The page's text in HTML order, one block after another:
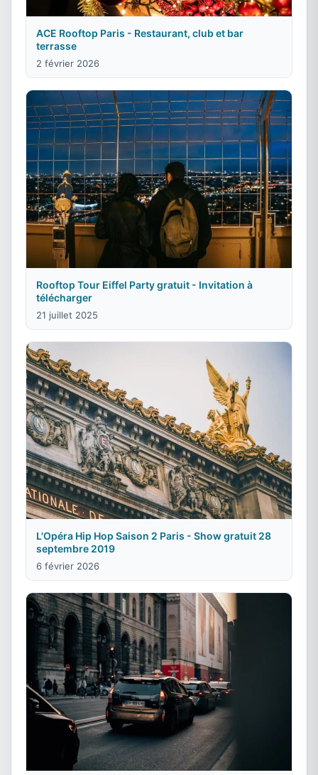
ACE Rooftop Paris - Restaurant, club et bar
terrasse
2 février 2026
Rooftop Tour Eiffel Party gratuit - Invitation à
télécharger
21 juillet 2025
L'Opéra Hip Hop Saison 2 Paris - Show gratuit 28
septembre 2019
6 février 2026